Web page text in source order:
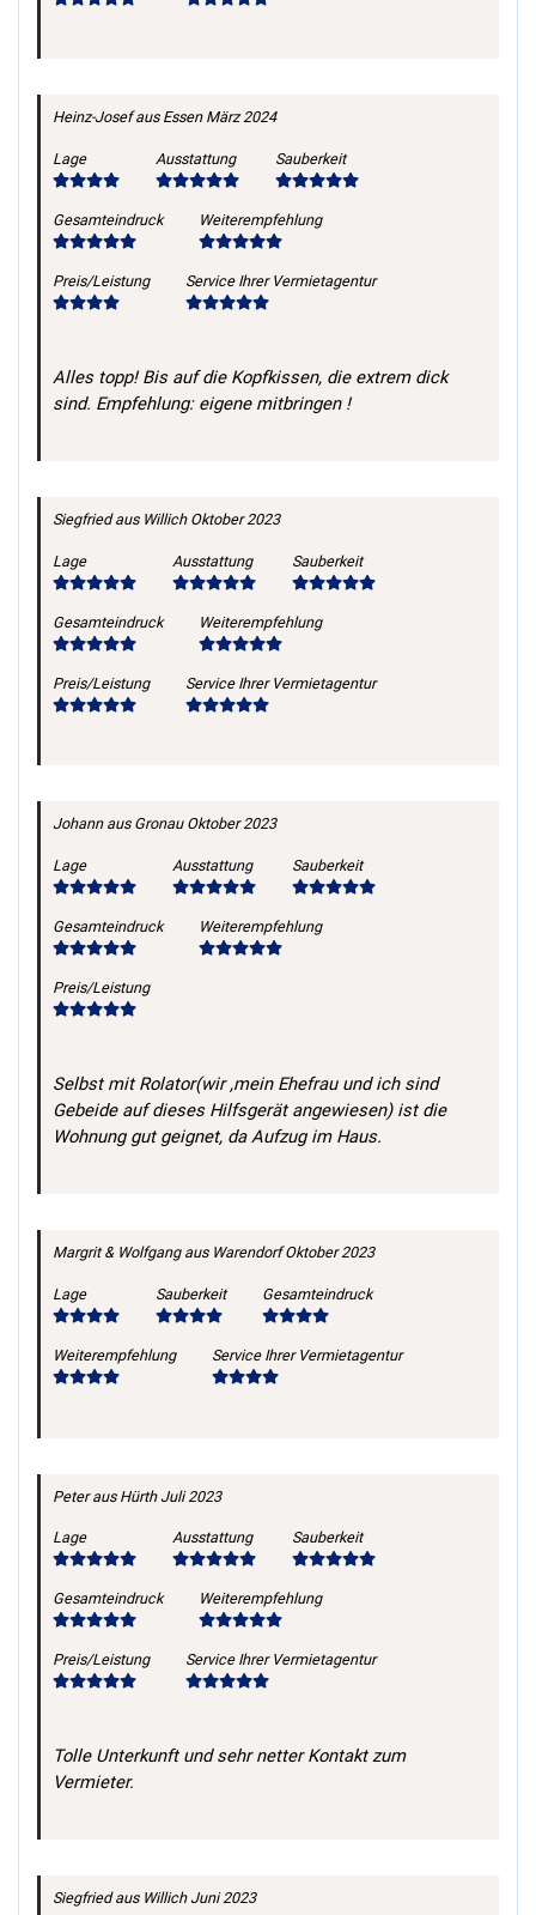
Heinz-Josefaus Essen März 2024
Lage Ausstattung Sauberkeit
Gesamteindruck Weiterempfehlung
Preis/Leistung Service Ihrer Vermietagentur
Alles topp! Bis auf die Kopfkissen, die extrem dick
sind. Empfehlung: eigene mitbringen !
Siegfriedaus Willich Oktober 2023
Lage Ausstattung Sauberkeit
Gesamteindruck Weiterempfehlung
Preis/Leistung Service Ihrer Vermietagentur
Johannaus Gronau Oktober 2023
Lage Ausstattung Sauberkeit
Gesamteindruck Weiterempfehlung
Preis/Leistung
Selbst mit Rolator(wir ,mein Ehefrau und ich sind
Gebeide auf dieses Hilfsgerät angewiesen) ist die
Wohnung gut geignet, da Aufzug im Haus.
Margrit & Wolfgangaus Warendorf Oktober 2023
Lage Sauberkeit Gesamteindruck
Weiterempfehlung Service Ihrer Vermietagentur
Peteraus Hürth Juli 2023
Lage Ausstattung Sauberkeit
Gesamteindruck Weiterempfehlung
Preis/Leistung Service Ihrer Vermietagentur
Tolle Unterkunft und sehr netter Kontakt zum
Vermieter.
Siegfriedaus Willich Juni 2023